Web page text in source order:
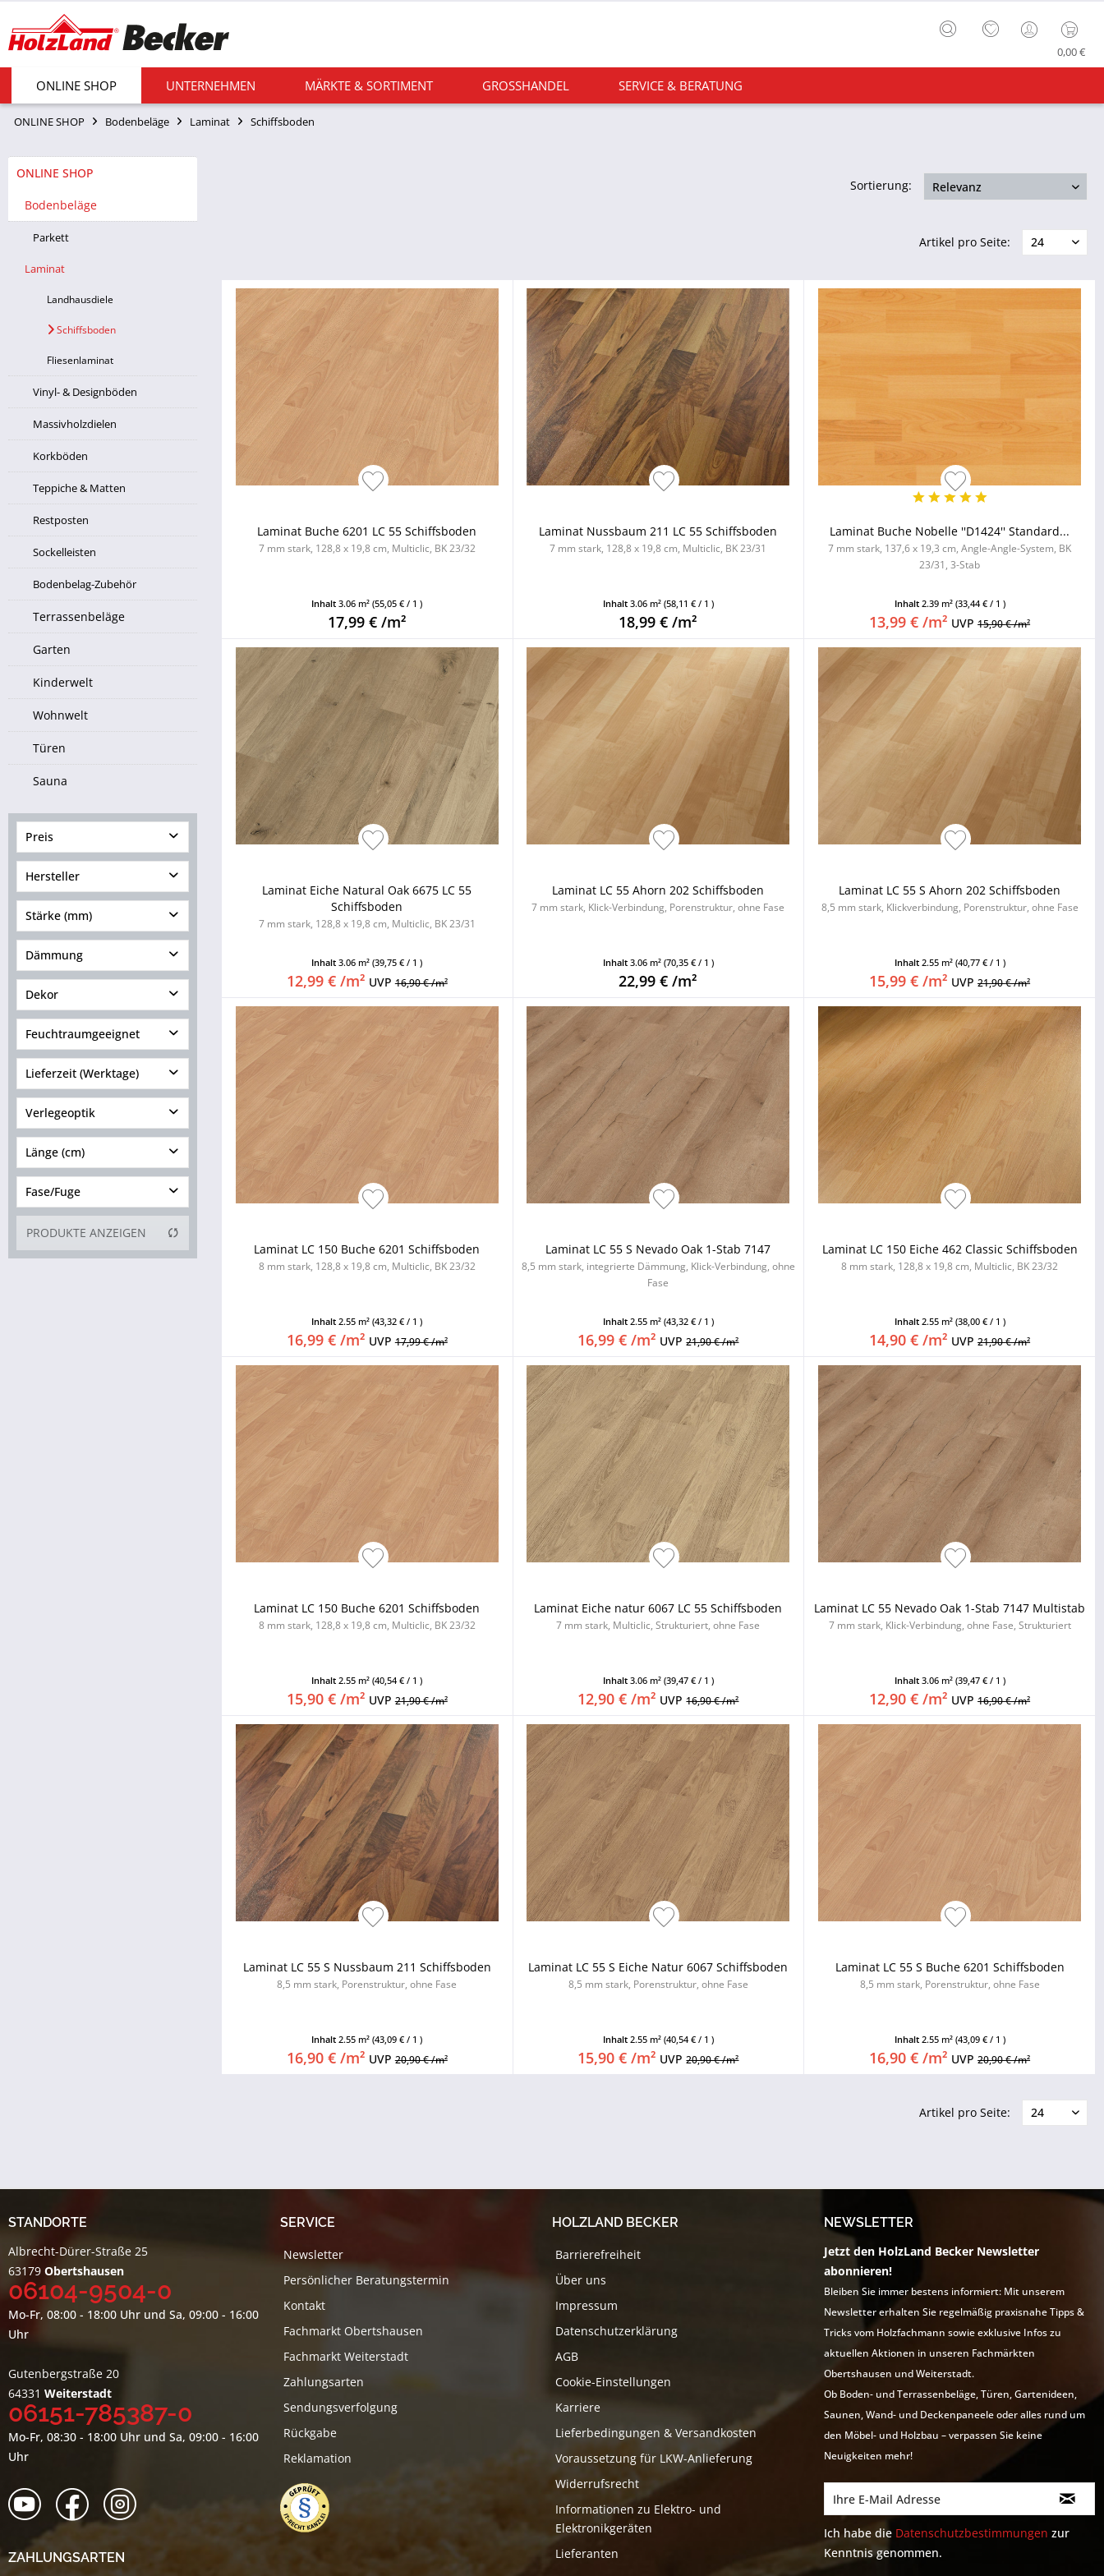
0,00 €
ONLINE SHOP UNTERNEHMEN MÄRKTE & SORTIMENT GROSSHANDEL SERVICE & BERATUNG
ONLINE SHOP Bodenbeläge Laminat Schiffsboden
ONLINE SHOP
Bodenbeläge
Parkett
Laminat
Landhausdiele
Schiffsboden
Fliesenlaminat
Vinyl- & Designböden
Massivholzdielen
Korkböden
Teppiche & Matten
Restposten
Sockelleisten
Bodenbelag-Zubehör
Terrassenbeläge
Garten
Kinderwelt
Wohnwelt
Türen
Sauna
Preis
von33,44 € bis70,35 €
Hersteller
Stärke (mm)
< 8.00
8.00 - 69.99
>= 70.00
Dämmung
Dämmung integriert
Dämmung nicht integriert
Dekor
Feuchtraumgeeignet
Lieferzeit (Werktage)
4 bis 6
15 bis 25
Verlegeoptik
Länge (cm)
von128,00bis137,00
Fase/Fuge
ohne Fase
4-seitig
PRODUKTE ANZEIGEN
Sortierung:
Artikel pro Seite:
Laminat Buche 6201 LC 55 Schiffsboden
7 mm stark, 128,8 x 19,8 cm, Multiclic, BK 23/32
Inhalt3.06 m²(55,05 € / 1 )
17,99 € /m²
Laminat Nussbaum 211 LC 55 Schiffsboden
7 mm stark, 128,8 x 19,8 cm, Multiclic, BK 23/31
Inhalt 3.06 m² (58,11 € / 1 )
18,99 € /m²
Laminat Buche Nobelle ''D1424'' Standard...
7 mm stark, 137,6 x 19,3 cm, Angle-Angle-System, BK
23/31, 3-Stab
Inhalt 2.39 m² (33,44 € / 1 )
13,99 € /m² UVP15,90 € /m²
Laminat Eiche Natural Oak 6675 LC 55
Schiffsboden
7 mm stark, 128,8 x 19,8 cm, Multiclic, BK 23/31
Inhalt3.06 m²(39,75 € / 1 )
12,99 € /m² UVP16,90 € /m²
Laminat LC 55 Ahorn 202 Schiffsboden
7 mm stark, Klick-Verbindung, Porenstruktur, ohne Fase
Inhalt 3.06 m² (70,35 € / 1 )
22,99 € /m²
Laminat LC 55 S Ahorn 202 Schiffsboden
8,5 mm stark, Klickverbindung, Porenstruktur, ohne Fase
Inhalt 2.55 m² (40,77 € / 1 )
15,99 € /m² UVP21,90 € /m²
Laminat LC 150 Buche 6201 Schiffsboden
8 mm stark, 128,8 x 19,8 cm, Multiclic, BK 23/32
Inhalt2.55 m²(43,32 € / 1 )
16,99 € /m² UVP17,99 € /m²
Laminat LC 55 S Nevado Oak 1-Stab 7147
8,5 mm stark, integrierte Dämmung, Klick-Verbindung, ohne
Fase
Inhalt 2.55 m² (43,32 € / 1 )
16,99 € /m² UVP21,90 € /m²
Laminat LC 150 Eiche 462 Classic Schiffsboden
8 mm stark, 128,8 x 19,8 cm, Multiclic, BK 23/32
Inhalt 2.55 m² (38,00 € / 1 )
14,90 € /m² UVP21,90 € /m²
Laminat LC 150 Buche 6201 Schiffsboden
8 mm stark, 128,8 x 19,8 cm, Multiclic, BK 23/32
Inhalt2.55 m²(40,54 € / 1 )
15,90 € /m² UVP21,90 € /m²
Laminat Eiche natur 6067 LC 55 Schiffsboden
7 mm stark, Multiclic, Strukturiert, ohne Fase
Inhalt 3.06 m² (39,47 € / 1 )
12,90 € /m² UVP16,90 € /m²
Laminat LC 55 Nevado Oak 1-Stab 7147 Multistab
7 mm stark, Klick-Verbindung, ohne Fase, Strukturiert
Inhalt 3.06 m² (39,47 € / 1 )
12,90 € /m² UVP16,90 € /m²
Laminat LC 55 S Nussbaum 211 Schiffsboden
8,5 mm stark, Porenstruktur, ohne Fase
Inhalt2.55 m²(43,09 € / 1 )
16,90 € /m² UVP20,90 € /m²
Laminat LC 55 S Eiche Natur 6067 Schiffsboden
8,5 mm stark, Porenstruktur, ohne Fase
Inhalt 2.55 m² (40,54 € / 1 )
15,90 € /m² UVP20,90 € /m²
Laminat LC 55 S Buche 6201 Schiffsboden
8,5 mm stark, Porenstruktur, ohne Fase
Inhalt 2.55 m² (43,09 € / 1 )
16,90 € /m² UVP20,90 € /m²
Artikel pro Seite:
STANDORTE
Albrecht-Dürer-Straße 25
63179 Obertshausen
06104-9504-0
Mo-Fr, 08:00 - 18:00 Uhr und Sa, 09:00 - 16:00
Uhr
Gutenbergstraße 20
64331 Weiterstadt
06151-785387-0
Mo-Fr, 08:30 - 18:00 Uhr und Sa, 09:00 - 16:00
Uhr
ZAHLUNGSARTEN
SERVICE
Newsletter
Persönlicher Beratungstermin
Kontakt
Fachmarkt Obertshausen
Fachmarkt Weiterstadt
Zahlungsarten
Sendungsverfolgung
Rückgabe
Reklamation
HOLZLAND BECKER
Barrierefreiheit
Über uns
Impressum
Datenschutzerklärung
AGB
Cookie-Einstellungen
Karriere
Lieferbedingungen & Versandkosten
Voraussetzung für LKW-Anlieferung
Widerrufsrecht
Informationen zu Elektro- und
Elektronikgeräten
Lieferanten
NEWSLETTER
Jetzt den HolzLand Becker Newsletter
abonnieren!
Bleiben Sie immer bestens informiert: Mit unserem
Newsletter erhalten Sie regelmäßig praxisnahe Tipps &
Tricks vom Holzfachmann sowie exklusive Infos zu
aktuellen Aktionen in unseren Fachmärkten
Obertshausen und Weiterstadt.
Ob Boden- und Terrassenbeläge, Türen, Gartenideen,
Saunen, Wand- und Deckenpaneele oder alles rund um
den Möbel- und Holzbau – verpassen Sie keine
Neuigkeiten mehr!
Ich habe die Datenschutzbestimmungen zur
Kenntnis genommen.